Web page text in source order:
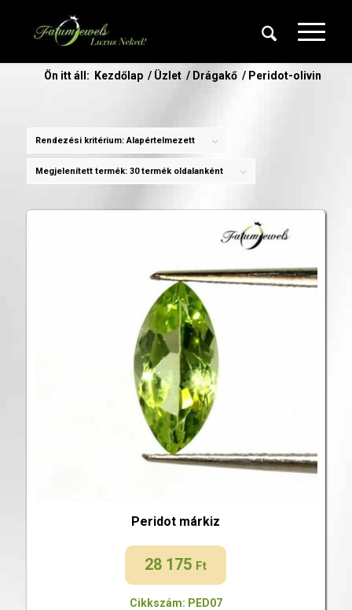
Ön itt áll: Kezdőlap / Üzlet / Drágakő / Peridot-olivin
Rendezési kritérium:Alapértelmezett
Megjelenített termék: 30 termék oldalanként
Peridot márkiz
28 175 Ft
Cikkszám: PED07